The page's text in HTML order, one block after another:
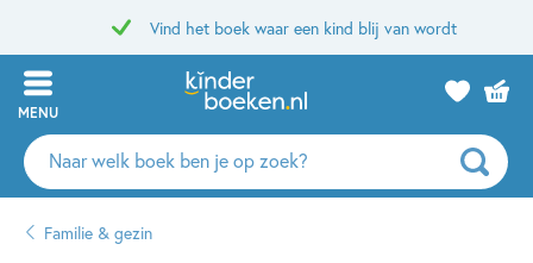
Vind het boek waar een kind blij van wordt
MENU
Zoeken
naar
auteurs
Familie & gezin